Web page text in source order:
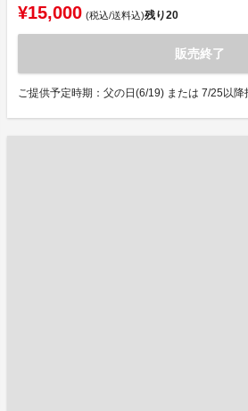
¥15,000 (税込/送料込)残り20
販売終了
ご提供予定時期：父の日(6/19) または 7/25以降